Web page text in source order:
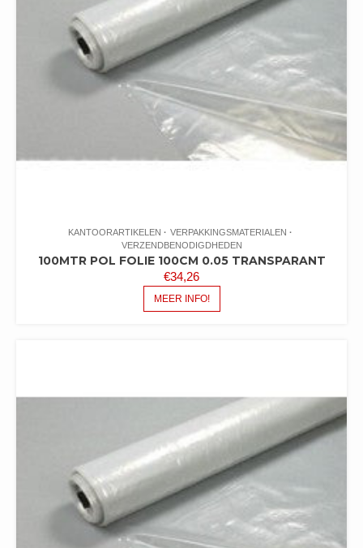
KANTOORARTIKELEN
VERPAKKINGSMATERIALEN
VERZENDBENODIGDHEDEN
100MTR POL FOLIE 100CM 0.05 TRANSPARANT
€34,26
MEER INFO!